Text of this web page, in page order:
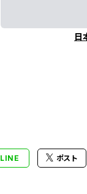
日
LINE ポスト